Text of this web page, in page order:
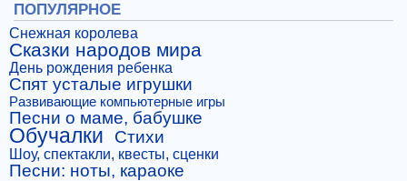
ПОПУЛЯРНОЕ
Снежная королева
Сказки народов мира
День рождения ребенка
Спят усталые игрушки
Развивающие компьютерные игры
Песни о маме, бабушке
Обучалки Стихи
Шоу, спектакли, квесты, сценки
Песни: ноты, караоке